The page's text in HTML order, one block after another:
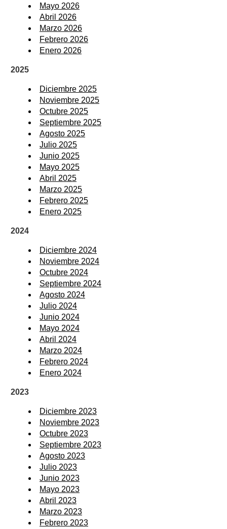
Mayo 2026
Abril 2026
Marzo 2026
Febrero 2026
Enero 2026
2025
Diciembre 2025
Noviembre 2025
Octubre 2025
Septiembre 2025
Agosto 2025
Julio 2025
Junio 2025
Mayo 2025
Abril 2025
Marzo 2025
Febrero 2025
Enero 2025
2024
Diciembre 2024
Noviembre 2024
Octubre 2024
Septiembre 2024
Agosto 2024
Julio 2024
Junio 2024
Mayo 2024
Abril 2024
Marzo 2024
Febrero 2024
Enero 2024
2023
Diciembre 2023
Noviembre 2023
Octubre 2023
Septiembre 2023
Agosto 2023
Julio 2023
Junio 2023
Mayo 2023
Abril 2023
Marzo 2023
Febrero 2023